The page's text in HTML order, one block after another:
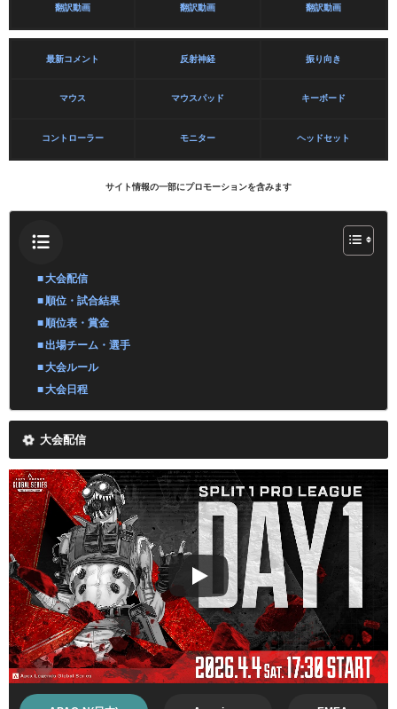
翻訳動画 翻訳動画 翻訳動画
最新コメント 反射神経 振り向き
マウス マウスパッド キーボード
コントローラー モニター ヘッドセット
サイト情報の一部にプロモーションを含みます
大会配信
順位・試合結果
順位表・賞金
出場チーム・選手
大会ルール
大会日程
大会配信